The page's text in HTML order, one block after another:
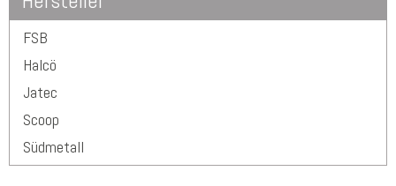
FSB
Halcö
Jatec
Scoop
Südmetall